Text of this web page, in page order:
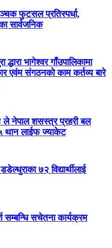
फुटसल प्रतिस्पर्धा,
सार्वजनिक
भागेश्वर गाँउपालिकामा
एवंम संगठनको काम कर्तव्य बारे
ले नेपाल शसस्त्र प्रहरी बल
थान लाईफ ज्याकेट
७२ विद्यार्थीलाई
सम्बन्धि सचेतना कार्यक्रम